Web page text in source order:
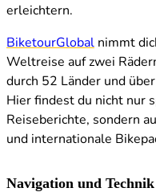
erleichtern.
BiketourGlobal nimmt
Weltreise auf zwei
durch 52 Länder und
Hier findest du nicht nur
Reiseberichte, sondern
und internationale
Navigation und Technik